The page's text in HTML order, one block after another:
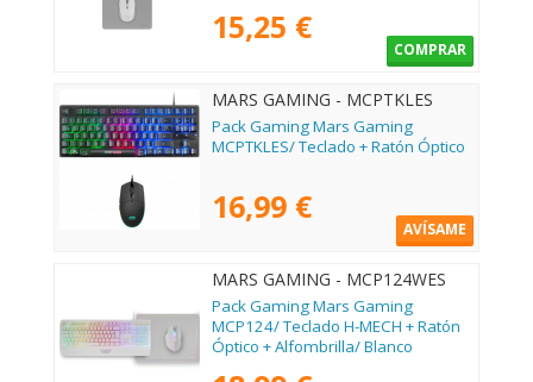
15,25 €
COMPRAR
MARS GAMING - MCPTKLES
Pack Gaming Mars Gaming
MCPTKLES/ Teclado + Ratón Óptico
16,99 €
AVÍSAME
MARS GAMING - MCP124WES
Pack Gaming Mars Gaming
MCP124/ Teclado H-MECH + Ratón
Óptico + Alfombrilla/ Blanco